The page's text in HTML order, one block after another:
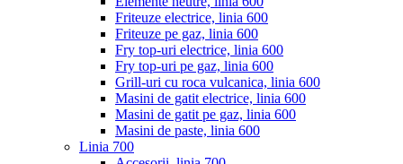
Friteuze electrice, linia 600
Friteuze pe gaz, linia 600
Fry top-uri electrice, linia 600
Fry top-uri pe gaz, linia 600
Grill-uri cu roca vulcanica, linia 600
Masini de gatit electrice, linia 600
Masini de gatit pe gaz, linia 600
Masini de paste, linia 600
Linia 700